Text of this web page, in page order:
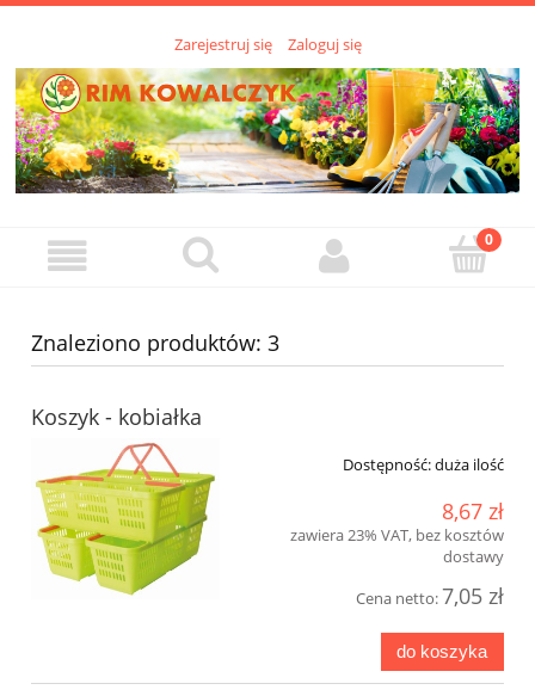
Zarejestruj się Zaloguj się
Znaleziono produktów: 3
Koszyk - kobiałka
Dostępność:duża ilość
8,67 zł
zawiera 23% VAT, bez kosztów
dostawy
Cena netto:7,05 zł
do koszyka